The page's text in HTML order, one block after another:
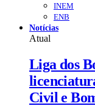
INEM
ENB
Notícias
Atual
Liga dos
Civil e